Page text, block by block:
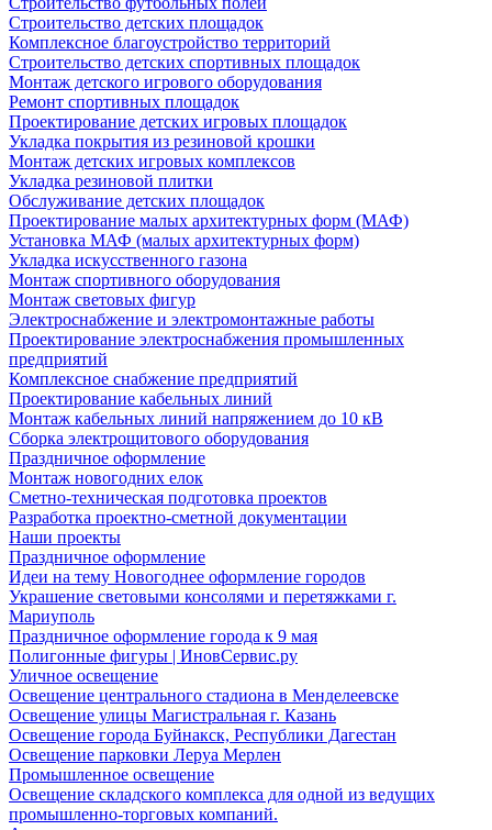
Строительство детских площадок
Комплексное благоустройство территорий
Строительство детских спортивных площадок
Монтаж детского игрового оборудования
Ремонт спортивных площадок
Проектирование детских игровых площадок
Укладка покрытия из резиновой крошки
Монтаж детских игровых комплексов
Укладка резиновой плитки
Обслуживание детских площадок
Проектирование малых архитектурных форм (МАФ)
Установка МАФ (малых архитектурных форм)
Укладка искусственного газона
Монтаж спортивного оборудования
Монтаж световых фигур
Электроснабжение и электромонтажные работы
Проектирование электроснабжения промышленных
предприятий
Комплексное снабжение предприятий
Проектирование кабельных линий
Монтаж кабельных линий напряжением до 10 кВ
Сборка электрощитового оборудования
Праздничное оформление
Монтаж новогодних елок
Сметно-техническая подготовка проектов
Разработка проектно-сметной документации
Наши проекты
Праздничное оформление
Идеи на тему Новогоднее оформление городов
Украшение световыми консолями и перетяжками г.
Мариуполь
Праздничное оформление города к 9 мая
Полигонные фигуры | ИновСервис.ру
Уличное освещение
Освещение центрального стадиона в Менделеевске
Освещение улицы Магистральная г. Казань
Освещение города Буйнакск, Республики Дагестан
Освещение парковки Леруа Мерлен
Промышленное освещение
Освещение складского комплекса для одной из ведущих
промышленно-торговых компаний.